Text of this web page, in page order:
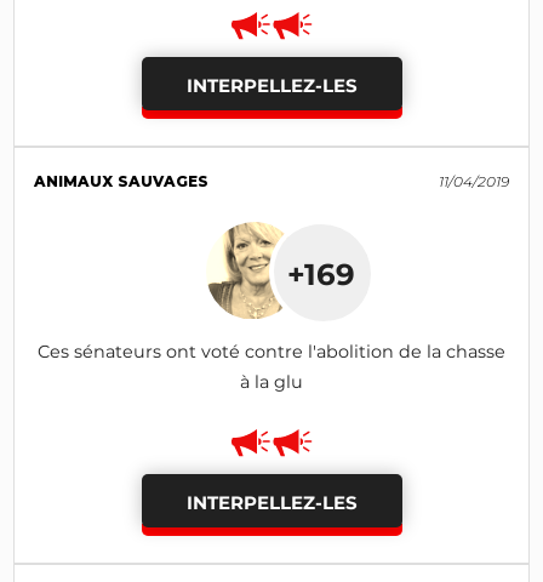
INTERPELLEZ-LES
ANIMAUX SAUVAGES 11/04/2019
+169
Ces sénateurs ont voté contre l'abolition de la chasse
à la glu
INTERPELLEZ-LES